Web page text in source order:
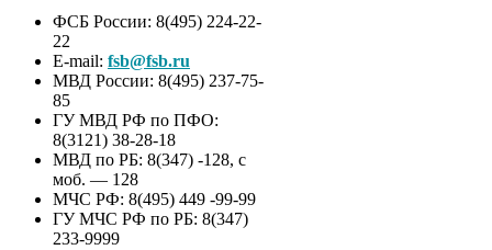
ФСБ России: 8(495) 224-22-
22
E-mail: fsb@fsb.ru
МВД России: 8(495) 237-75-
85
ГУ МВД РФ по ПФО:
8(3121) 38-28-18
МВД по РБ: 8(347) -128, с
моб. — 128
МЧС РФ: 8(495) 449 -99-99
ГУ МЧС РФ по РБ: 8(347)
233-9999